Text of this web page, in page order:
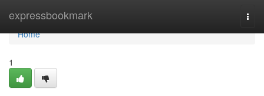
expressbookmark
Home
Home
1